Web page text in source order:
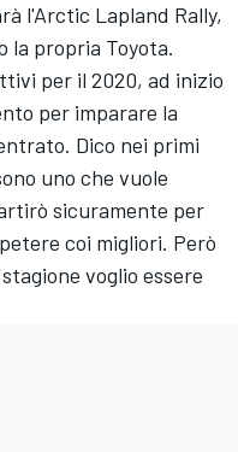
l'Arctic Lapland Rally,
la propria Toyota.
per il 2020, ad inizio
per imparare la
Dico nei primi
uno che vuole
sicuramente per
coi migliori. Però
voglio essere